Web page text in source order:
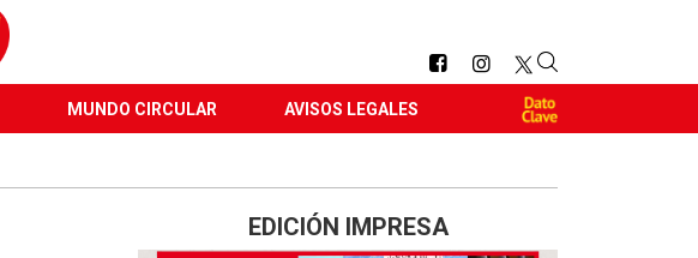
MUNDO CIRCULAR AVISOS LEGALES
EDICIÓN IMPRESA